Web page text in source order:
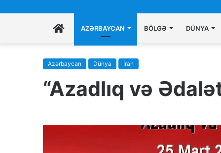
İLK
SƏHIFƏ
AZƏRBAYCAN BÖLGƏ DÜNYA
Azərbaycan Dünya İran
“Azadlıq və